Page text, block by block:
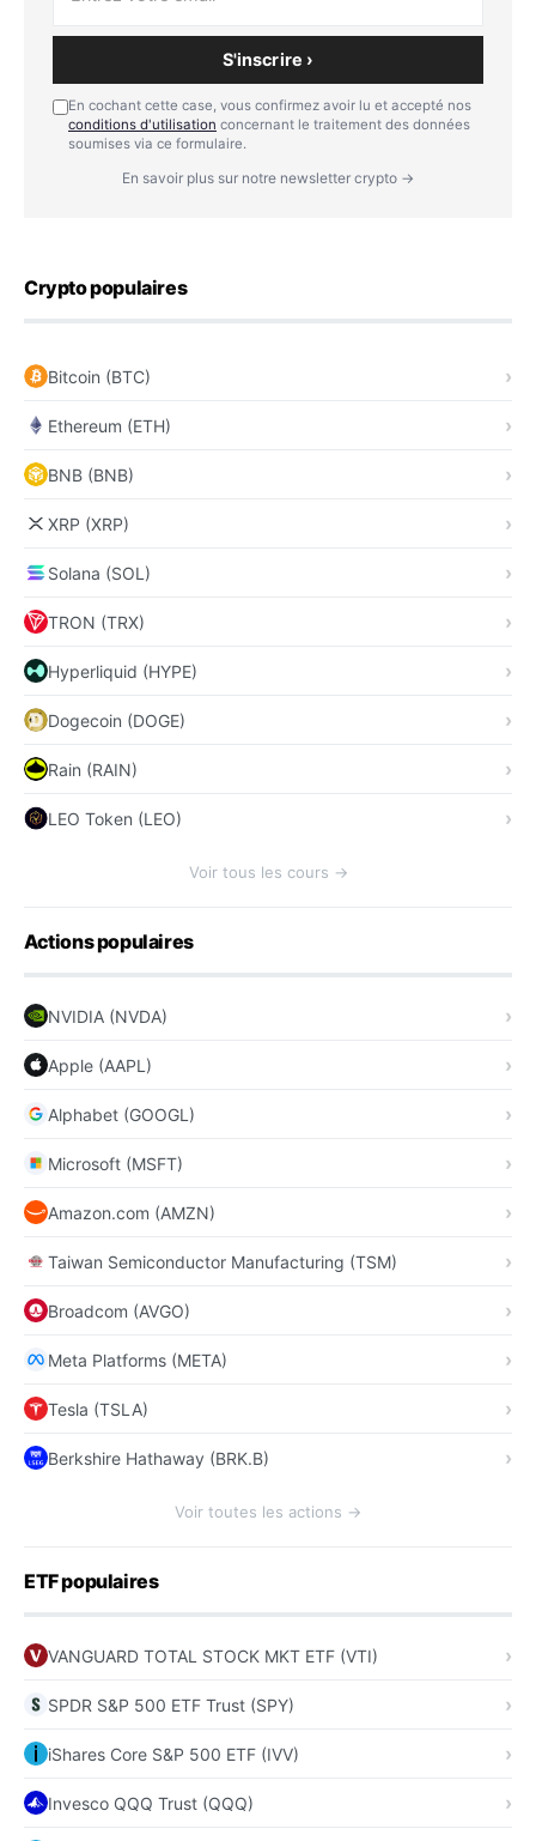
S'inscrire ›
En cochant cette case, vous confirmez avoir lu et accepté nos
conditions d'utilisation concernant le traitement des données
soumises via ce formulaire.
En savoir plus sur notre newsletter crypto →
Crypto populaires
Bitcoin (BTC)
Ethereum (ETH)
BNB (BNB)
XRP (XRP)
Solana (SOL)
TRON (TRX)
Hyperliquid (HYPE)
Dogecoin (DOGE)
Rain (RAIN)
LEO Token (LEO)
Voir tous les cours →
Actions populaires
NVIDIA (NVDA)
Apple (AAPL)
Alphabet (GOOGL)
Microsoft (MSFT)
Amazon.com (AMZN)
Taiwan Semiconductor Manufacturing (TSM)
Broadcom (AVGO)
Meta Platforms (META)
Tesla (TSLA)
Berkshire Hathaway (BRK.B)
Voir toutes les actions →
ETF populaires
VANGUARD TOTAL STOCK MKT ETF (VTI)
SPDR S&P 500 ETF Trust (SPY)
iShares Core S&P 500 ETF (IVV)
Invesco QQQ Trust (QQQ)